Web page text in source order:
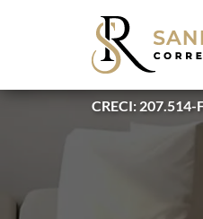
CRECI: 207.514-